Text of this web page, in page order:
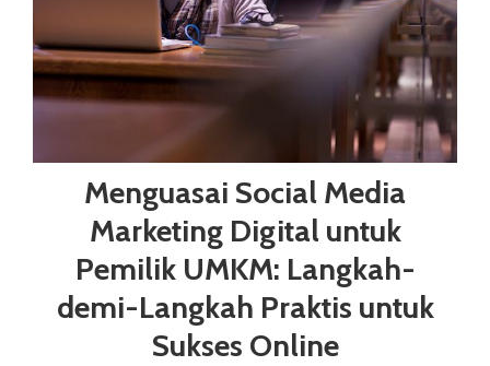
Menguasai Social Media
Marketing Digital untuk
Pemilik UMKM: Langkah-
demi-Langkah Praktis untuk
Sukses Online